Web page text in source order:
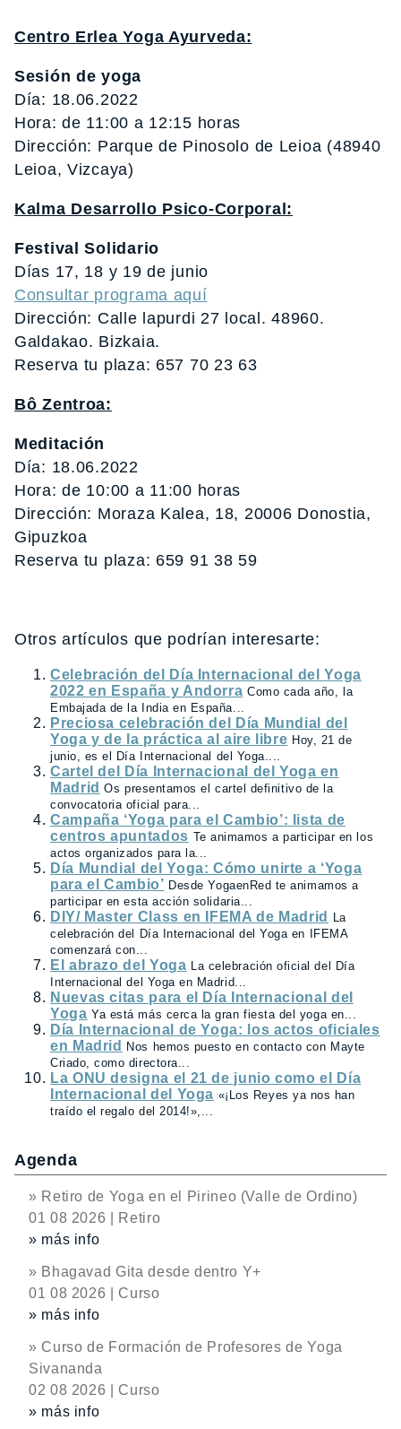
Centro Erlea Yoga Ayurveda:
Sesión de yoga
Día: 18.06.2022
Hora: de 11:00 a 12:15 horas
Dirección: Parque de Pinosolo de Leioa (48940
Leioa, Vizcaya)
Kalma Desarrollo Psico-Corporal:
Festival Solidario
Días 17, 18 y 19 de junio
Consultar programa aquí
Dirección: Calle lapurdi 27 local. 48960.
Galdakao. Bizkaia.
Reserva tu plaza: 657 70 23 63
Bô Zentroa:
Meditación
Día: 18.06.2022
Hora: de 10:00 a 11:00 horas
Dirección: Moraza Kalea, 18, 20006 Donostia,
Gipuzkoa
Reserva tu plaza: 659 91 38 59
Otros artículos que podrían interesarte:
Celebración del Día Internacional del Yoga
2022 en España y Andorra Como cada año, la
Embajada de la India en España...
Preciosa celebración del Día Mundial del
Yoga y de la práctica al aire libre Hoy, 21 de
junio, es el Día Internacional del Yoga....
Cartel del Día Internacional del Yoga en
Madrid Os presentamos el cartel definitivo de la
convocatoria oficial para...
Campaña ‘Yoga para el Cambio’: lista de
centros apuntados Te animamos a participar en los
actos organizados para la...
Día Mundial del Yoga: Cómo unirte a ‘Yoga
para el Cambio’ Desde YogaenRed te animamos a
participar en esta acción solidaria...
DIY/ Master Class en IFEMA de Madrid
La
celebración del Día Internacional del Yoga en IFEMA
comenzará con...
El abrazo del Yoga La celebración oficial del Día
Internacional del Yoga en Madrid...
Nuevas citas para el Día Internacional del
Yoga Ya está más cerca la gran fiesta del yoga en...
Día Internacional de Yoga: los actos oficiales
en Madrid Nos hemos puesto en contacto con Mayte
Criado, como directora...
La ONU designa el 21 de junio como el Día
Internacional del Yoga «¡Los Reyes ya nos han
traído el regalo del 2014!»,...
Agenda
» Retiro de Yoga en el Pirineo (Valle de Ordino)
01 08 2026 | Retiro
» más info
» Bhagavad Gita desde dentro Y+
01 08 2026 | Curso
» más info
» Curso de Formación de Profesores de Yoga
Sivananda
02 08 2026 | Curso
» más info